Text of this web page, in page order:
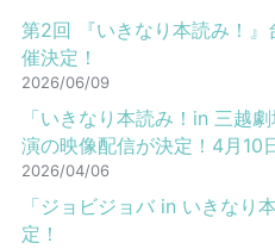
第2回 『いきなり本読み！
催決定！
2026/06/09
「いきなり本読み！in 三越
演の映像配信が決定！4月10
2026/04/06
「ジョビジョバ in いきなり
定！